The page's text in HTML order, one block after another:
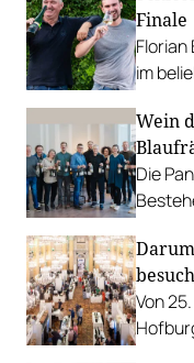
Finale
Florian
im
Wein
Die
Von